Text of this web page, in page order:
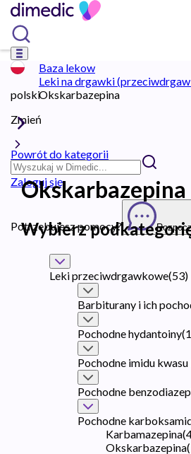
polski
Zmień
Zaloguj się
Potrzebujesz pomocy?
Baza lekow
Leki na drgawki
Okskarbazepina
Powrót do kategorii
Okskarbazepina
Wybierz
Leki przeciwdrgawkowe(53)
Barbiturany i ich
Pochodne hydantoiny(1
Pochodne imidu
Pochodne
Pochodne
Karbamazepina(
Okskarbazepina(